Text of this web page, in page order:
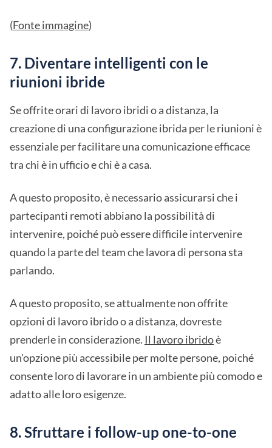
(Fonte immagine)
7. Diventare intelligenti con le
riunioni ibride
Se offrite orari di lavoro ibridi o a distanza, la
creazione di una configurazione ibrida per le riunioni è
essenziale per facilitare una comunicazione efficace
tra chi è in ufficio e chi è a casa.
A questo proposito, è necessario assicurarsi che i
partecipanti remoti abbiano la possibilità di
intervenire, poiché può essere difficile intervenire
quando la parte del team che lavora di persona sta
parlando.
A questo proposito, se attualmente non offrite
opzioni di lavoro ibrido o a distanza, dovreste
prenderle in considerazione. Il lavoro ibridoè
un'opzione più accessibile per molte persone, poiché
consente loro di lavorare in un ambiente più comodo e
adatto alle loro esigenze.
8. Sfruttare i follow-up one-to-one